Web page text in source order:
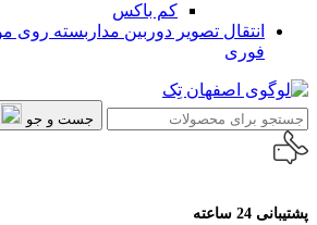
کم باکس
انتقال تصویر دوربین مداربسته روی
فوری
جست و جو
پشتیبانی 24 ساعته